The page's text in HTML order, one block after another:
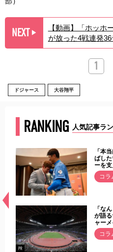
NEXT ▶︎
【動画】「ホッ
が放った4戦連発
1
ドジャース 大谷翔平
RANKING 人気記事ラ
常
「本
ばし
ーを
コラ
PR
「な
が語
ャー
コラ